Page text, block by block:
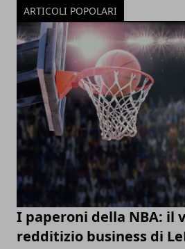
ARTICOLI POPOLARI
I paperoni della NBA: il
redditizio business di